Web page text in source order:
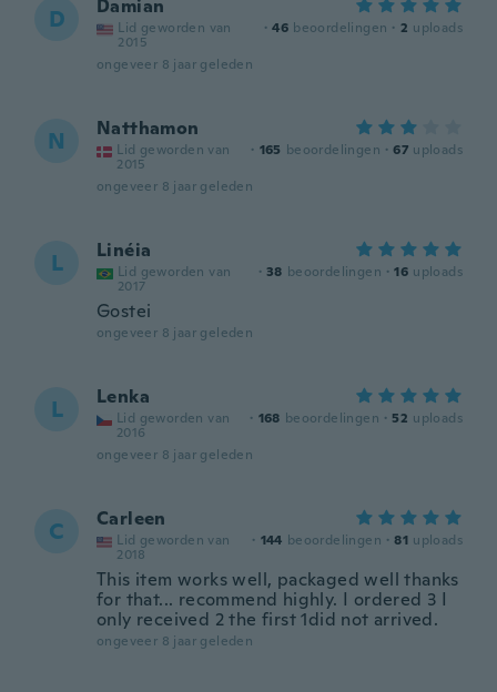
D Damian
Lid geworden van
2015
· 46 beoordelingen · 2 uploads
ongeveer 8 jaar geleden
N Natthamon
Lid geworden van
2015
· 165 beoordelingen · 67 uploads
ongeveer 8 jaar geleden
L Linéia
Lid geworden van
2017
· 38 beoordelingen · 16 uploads
Gostei
ongeveer 8 jaar geleden
L Lenka
Lid geworden van
2016
· 168 beoordelingen · 52 uploads
ongeveer 8 jaar geleden
C Carleen
Lid geworden van
2018
· 144 beoordelingen · 81 uploads
This item works well, packaged well thanks
for that... recommend highly. I ordered 3 I
only received 2 the first 1did not arrived.
ongeveer 8 jaar geleden